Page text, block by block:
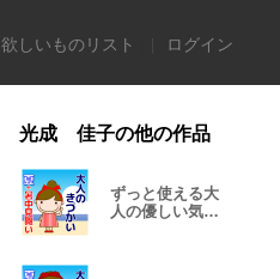
欲しいものリスト ログイン
光成 佳子の他の作品
ずっと使える大
人の優しい気遣